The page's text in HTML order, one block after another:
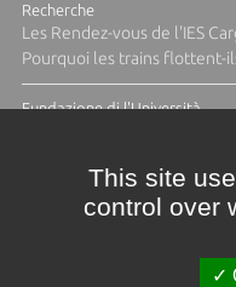
Recherche
Les Rendez-vous de l'IES
Pourquoi les trains flottent-
Fundazione di l'Università
This site
control over